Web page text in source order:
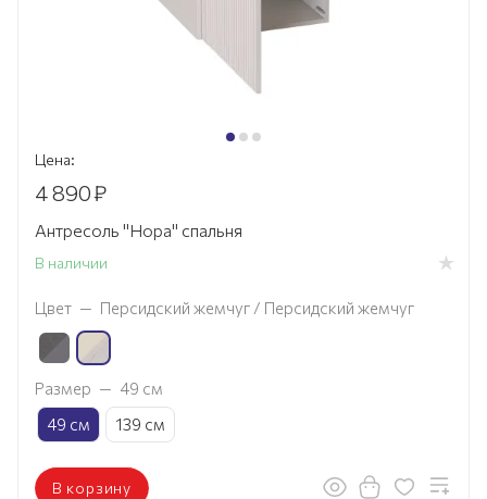
Цена:
4 890₽
Антресоль "Нора" спальня
В наличии
Цвет — Персидский жемчуг / Персидский жемчуг
Размер — 49 см
49 см
139 см
В корзину